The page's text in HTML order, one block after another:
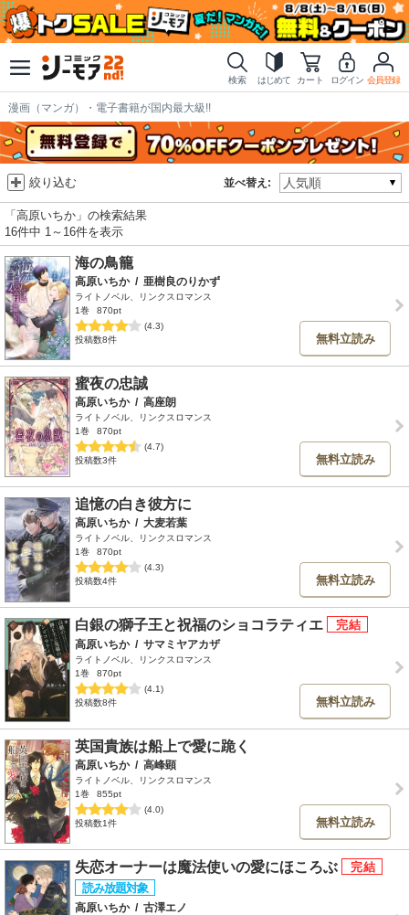
検索 はじめて カート ログイン 会員登録
漫画（マンガ）・電子書籍が国内最大級!!
並べ替え:
絞り込む
「高原いちか」の検索結果
16件中 1～16件を表示
海の鳥籠
高原いちか / 亜樹良のりかず
ライトノベル、リンクスロマンス
1巻
870pt
(4.3)
投稿数8件
無料立読み
蜜夜の忠誠
高原いちか / 高座朗
ライトノベル、リンクスロマンス
1巻
870pt
(4.7)
投稿数3件
無料立読み
追憶の白き彼方に
高原いちか / 大麦若葉
ライトノベル、リンクスロマンス
1巻
870pt
(4.3)
投稿数4件
無料立読み
白銀の獅子王と祝福のショコラティエ
高原いちか / サマミヤアカザ
ライトノベル、リンクスロマンス
1巻
870pt
(4.1)
投稿数8件
無料立読み
英国貴族は船上で愛に跪く
高原いちか / 高峰顕
ライトノベル、リンクスロマンス
1巻
855pt
(4.0)
投稿数1件
無料立読み
失恋オーナーは魔法使いの愛にほころぶ
高原いちか / 古澤エノ